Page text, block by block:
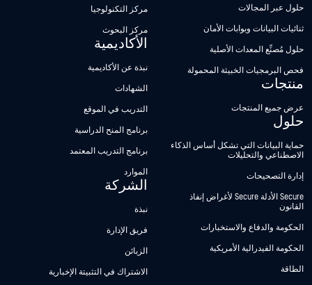
حلول عبر المجالات
ثنائيات البيانات وبوابات الأمان
حلول مُصنِّع المعدات الأصلية
فحص البرمجيات الخبيثة المحمولة
منتجات
عرض جميع المنتجات
حلول
حماية البيانات التي تشكل أساس الذكاء
الاصطناعي والتحليلات
إدارة التصحيحات
Secure الأدلة Secure لأغراض إنفاذ
القانون
الحكومة والدفاع والاستخبارات
الحكومة الفيدرالية الأمريكية
الطاقة
مركز التكنولوجيا
مركز البحوث
الأكاديمية
نبذة عن الأكاديمية
الشهادات
التدريب في الموقع
برنامج المنح الدراسية
برنامج التدريب المعتمد
الموارد
الشركة
نبذة
فريق الإدارة
الزبائن
الاشتراك في التثبيتة الإخبارية